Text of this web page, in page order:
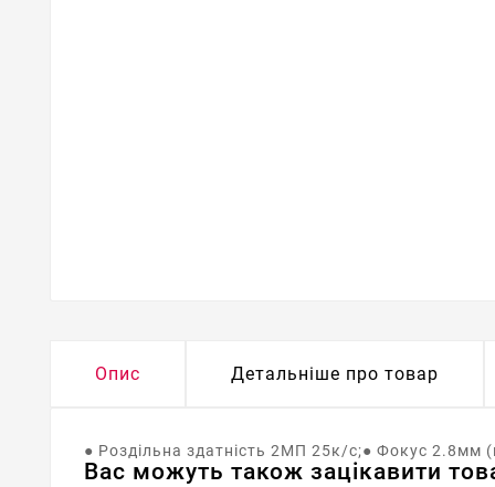
Опис Детальніше про товар
● Роздільна здатність 2МП 25к/с;● Фокус 2.8мм
Вас можуть також зацікавити